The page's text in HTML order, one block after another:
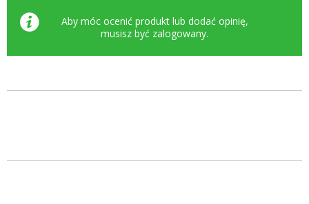
Aby móc ocenić produkt lub dodać opinię,
musisz być zalogowany.